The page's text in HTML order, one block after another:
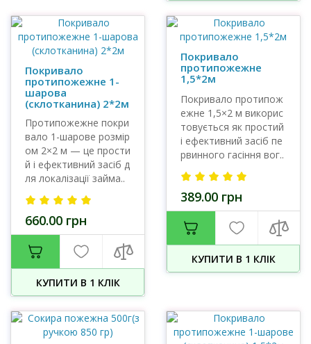
Покривало
протипожежне 1-
шарова
(склотканина) 2*2м
Протипожежне покри
вало 1-шарове розмір
ом 2×2 м — це прости
й і ефективний засіб д
ля локалізації займа..
660.00 грн
КУПИТИ В 1 КЛIК
Покривало
протипожежне
1,5*2м
Покривало протипож
ежне 1,5×2 м викорис
товується як простий
і ефективний засіб пе
рвинного гасіння вог..
389.00 грн
КУПИТИ В 1 КЛIК